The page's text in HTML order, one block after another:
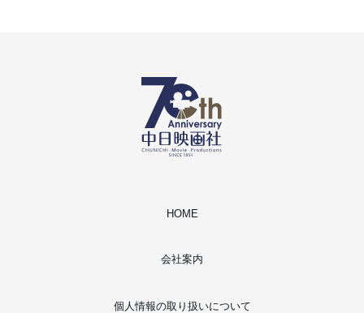
HOME
会社案内
個人情報の取り扱いについて